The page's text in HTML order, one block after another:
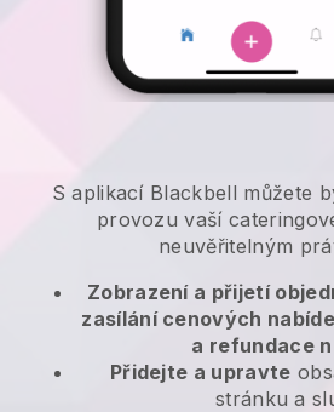
S aplikací Blackbell můžete
provozu vaší
neuvěřitelným
Zobrazení a přijetí
zasílání cenových
a refundace
Přidejte a upravte
stránku a